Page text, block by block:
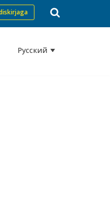
Русский